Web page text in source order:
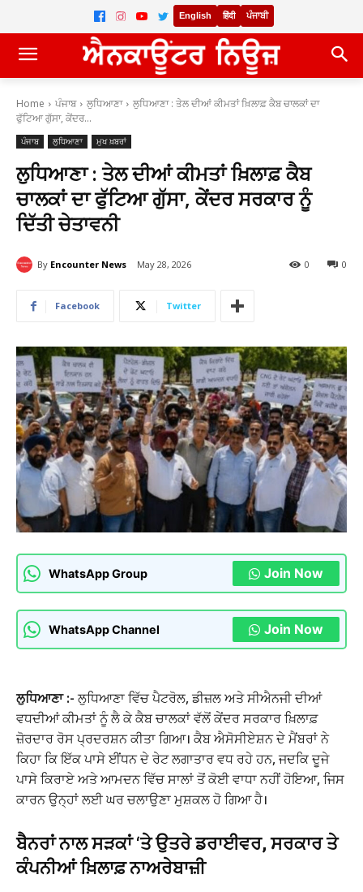
English हिंदी ਪੰਜਾਬੀ
Home ਪੰਜਾਬ ਲੁਧਿਆਣਾ
ਲੁਧਿਆਣਾ : ਤੇਲ ਦੀਆਂ ਕੀਮਤਾਂ ਖ਼ਿਲਾਫ਼ ਕੈਬ ਚਾਲਕਾਂ ਦਾ
ਫੁੱਟਿਆ ਗੁੱਸਾ, ਕੇਂਦਰ...
ਪੰਜਾਬ ਲੁਧਿਆਣਾ ਮੁਖ ਖ਼ਬਰਾਂ
ਲੁਧਿਆਣਾ : ਤੇਲ ਦੀਆਂ ਕੀਮਤਾਂ ਖ਼ਿਲਾਫ਼ ਕੈਬ
ਚਾਲਕਾਂ ਦਾ ਫੁੱਟਿਆ ਗੁੱਸਾ, ਕੇਂਦਰ ਸਰਕਾਰ ਨੂੰ
ਦਿੱਤੀ ਚੇਤਾਵਨੀ
By Encounter News May 28, 2026 0
0
Facebook Twitter
WhatsApp Group Join Now
WhatsApp Channel Join Now
ਲੁਧਿਆਣਾ :-ਲੁਧਿਆਣਾ ਵਿੱਚ ਪੈਟਰੋਲ, ਡੀਜ਼ਲ ਅਤੇ ਸੀਐਨਜੀ ਦੀਆਂ
ਵਧਦੀਆਂ ਕੀਮਤਾਂ ਨੂੰ ਲੈ ਕੇ ਕੈਬ ਚਾਲਕਾਂ ਵੱਲੋਂ ਕੇਂਦਰ ਸਰਕਾਰ ਖ਼ਿਲਾਫ਼
ਜ਼ੋਰਦਾਰ ਰੋਸ ਪ੍ਰਦਰਸ਼ਨ ਕੀਤਾ ਗਿਆ। ਕੈਬ ਐਸੋਸੀਏਸ਼ਨ ਦੇ ਮੈਂਬਰਾਂ ਨੇ
ਕਿਹਾ ਕਿ ਇੱਕ ਪਾਸੇ ਈਂਧਨ ਦੇ ਰੇਟ ਲਗਾਤਾਰ ਵਧ ਰਹੇ ਹਨ, ਜਦਕਿ ਦੂਜੇ
ਪਾਸੇ ਕਿਰਾਏ ਅਤੇ ਆਮਦਨ ਵਿੱਚ ਸਾਲਾਂ ਤੋਂ ਕੋਈ ਵਾਧਾ ਨਹੀਂ ਹੋਇਆ, ਜਿਸ
ਕਾਰਨ ਉਨ੍ਹਾਂ ਲਈ ਘਰ ਚਲਾਉਣਾ ਮੁਸ਼ਕਲ ਹੋ ਗਿਆ ਹੈ।
ਬੈਨਰਾਂ ਨਾਲ ਸੜਕਾਂ ‘ਤੇ ਉਤਰੇ ਡਰਾਈਵਰ, ਸਰਕਾਰ ਤੇ
ਕੰਪਨੀਆਂ ਖ਼ਿਲਾਫ਼ ਨਾਅਰੇਬਾਜ਼ੀ